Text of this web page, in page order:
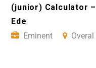
(junior) Calculator
Ede
Eminent
Overal